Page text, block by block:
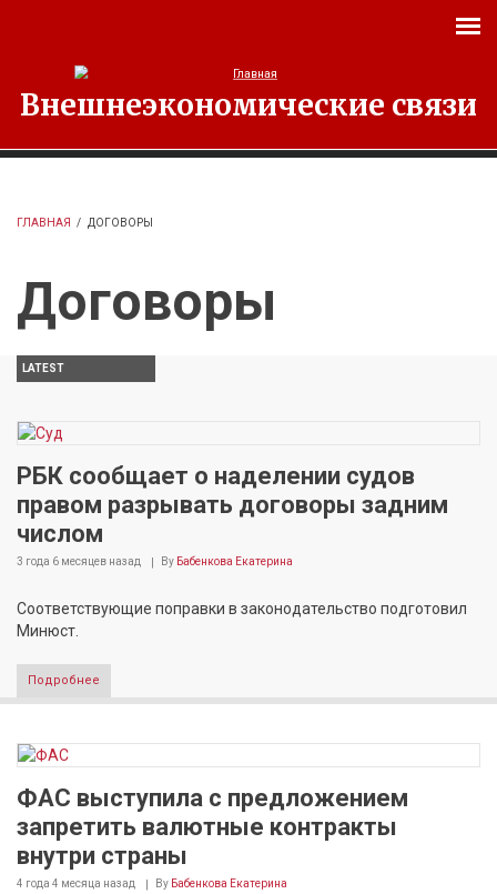
Внешнеэкономические связи
ГЛАВНАЯ / ДОГОВОРЫ
Договоры
LATEST
РБК сообщает о наделении судов
правом разрывать договоры задним
числом
3 года 6 месяцев назад By Бабенкова Екатерина
Соответствующие поправки в законодательство подготовил
Минюст.
Подробнее
ФАС выступила с предложением
запретить валютные контракты
внутри страны
4 года 4 месяца назад By Бабенкова Екатерина